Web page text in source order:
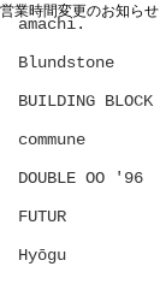
amachi.
Blundstone
BUILDING BLOCK
commune
DOUBLE OO '96
FUTUR
Hyōgu
営業時間変更のお知らせ